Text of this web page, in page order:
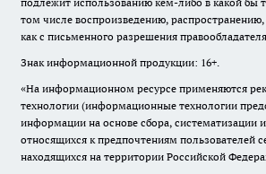
том числе воспроизведению, распространению,
как с письменного разрешения
Знак информационной продукции: 16+.
«На информационном ресурсе применяются
технологии (информационные технологии
информации на основе сбора, систематизации
относящихся к предпочтениям пользователей
находящихся на территории Российской